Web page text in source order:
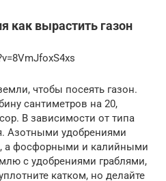
как вырастить газон
чтобы посеять газон.
сантиметров на 20,
В зависимости от типа
Азотными удобрениями
а фосфорными и калийными
с удобрениями граблями,
катком, но делайте